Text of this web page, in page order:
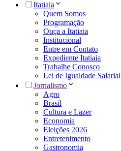
Itatiaia
Quem Somos
Programação
Ouça a Itatiaia
Institucional
Entre em Contato
Expediente Itatiaia
Trabalhe Conosco
Lei de Igualdade Salarial
Jornalismo
Agro
Brasil
Cultura e Lazer
Economia
Eleições 2026
Entretenimento
Gastronomia